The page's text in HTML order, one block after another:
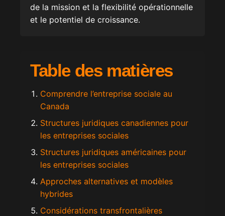
de la mission et la flexibilité opérationnelle
et le potentiel de croissance.
Table des matières
Comprendre l’entreprise sociale au
Canada
Structures juridiques canadiennes pour
les entreprises sociales
Structures juridiques américaines pour
les entreprises sociales
Approches alternatives et modèles
hybrides
Considérations transfrontalières